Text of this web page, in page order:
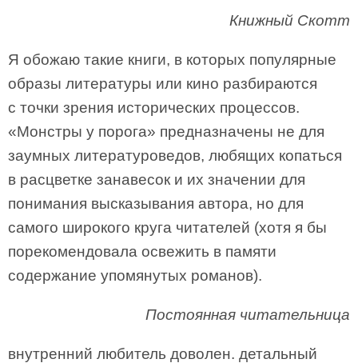
Книжный Скотт
Я обожаю такие книги, в которых популярные
образы литературы или кино разбираются
с точки зрения исторических процессов.
«Монстры у порога» предназначены не для
заумных литературоведов, любящих копаться
в расцветке занавесок и их значении для
понимания высказывания автора, но для
самого широкого круга читателей (хотя я бы
порекомендовала освежить в памяти
содержание упомянутых романов).
Постоянная читательница
внутренний любитель доволен. детальный